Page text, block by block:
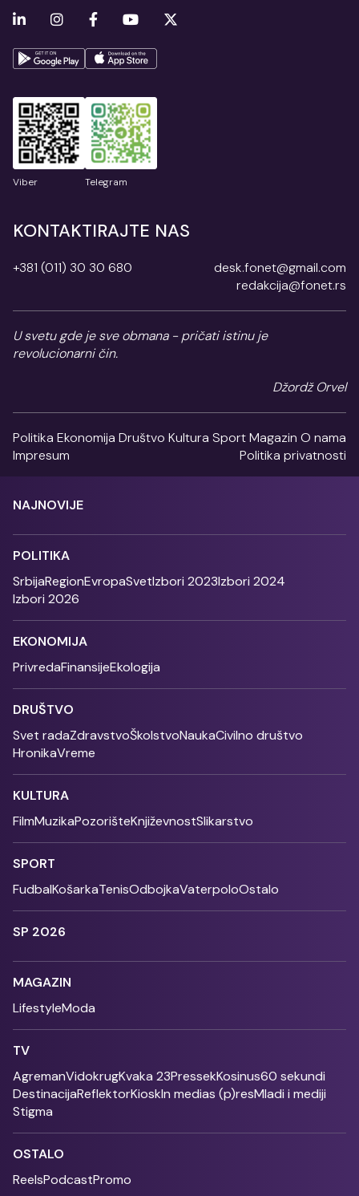
Viber Telegram
KONTAKTIRAJTE NAS
+381 (011) 30 30 680
desk.fonet@gmail.com
redakcija@fonet.rs
U svetu gde je sve obmana - pričati istinu je
revolucionarni čin.
Džordž Orvel
Politika Ekonomija Društvo Kultura SportMagazin O nama
Impresum
Politika privatnosti
NAJNOVIJE
POLITIKA
SrbijaRegionEvropaSvetIzbori 2023Izbori 2024
Izbori 2026
EKONOMIJA
PrivredaFinansijeEkologija
DRUŠTVO
Svet radaZdravstvoŠkolstvoNaukaCivilno društvo
HronikaVreme
KULTURA
FilmMuzikaPozorišteKnjiževnostSlikarstvo
SPORT
FudbalKošarkaTenisOdbojkaVaterpoloOstalo
SP 2026
MAGAZIN
LifestyleModa
TV
AgremanVidokrugKvaka 23PressekKosinus60 sekundi
DestinacijaReflektorKioskIn medias (p)resMladi i mediji
Stigma
OSTALO
ReelsPodcastPromo